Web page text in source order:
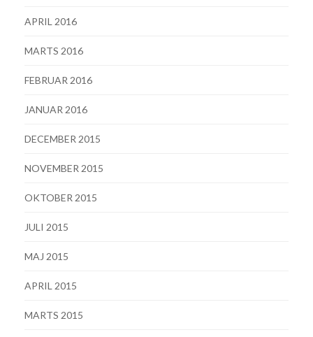
APRIL 2016
MARTS 2016
FEBRUAR 2016
JANUAR 2016
DECEMBER 2015
NOVEMBER 2015
OKTOBER 2015
JULI 2015
MAJ 2015
APRIL 2015
MARTS 2015